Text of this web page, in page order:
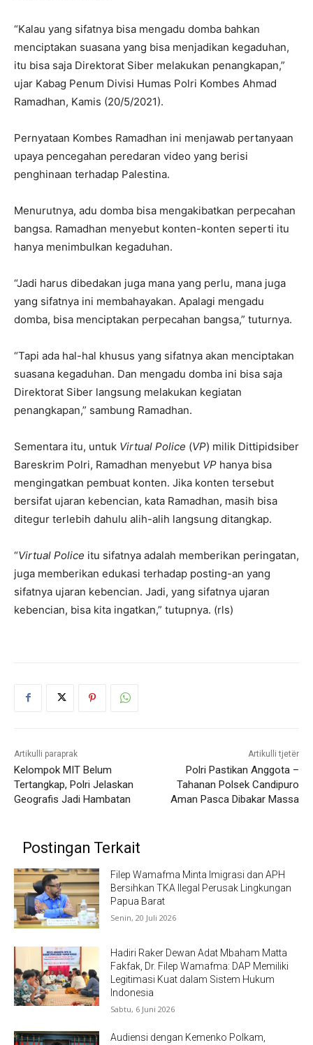
“Kalau yang sifatnya bisa mengadu domba bahkan
menciptakan suasana yang bisa menjadikan kegaduhan,
itu bisa saja Direktorat Siber melakukan penangkapan,”
ujar Kabag Penum Divisi Humas Polri Kombes Ahmad
Ramadhan, Kamis (20/5/2021).
Pernyataan Kombes Ramadhan ini menjawab pertanyaan
upaya pencegahan peredaran video yang berisi
penghinaan terhadap Palestina.
Menurutnya, adu domba bisa mengakibatkan perpecahan
bangsa. Ramadhan menyebut konten-konten seperti itu
hanya menimbulkan kegaduhan.
“Jadi harus dibedakan juga mana yang perlu, mana juga
yang sifatnya ini membahayakan. Apalagi mengadu
domba, bisa menciptakan perpecahan bangsa,” tuturnya.
“Tapi ada hal-hal khusus yang sifatnya akan menciptakan
suasana kegaduhan. Dan mengadu domba ini bisa saja
Direktorat Siber langsung melakukan kegiatan
penangkapan,” sambung Ramadhan.
Sementara itu, untuk Virtual Police (VP) milik Dittipidsiber
Bareskrim Polri, Ramadhan menyebut VP hanya bisa
mengingatkan pembuat konten. Jika konten tersebut
bersifat ujaran kebencian, kata Ramadhan, masih bisa
ditegur terlebih dahulu alih-alih langsung ditangkap.
“Virtual Police itu sifatnya adalah memberikan peringatan,
juga memberikan edukasi terhadap posting-an yang
sifatnya ujaran kebencian. Jadi, yang sifatnya ujaran
kebencian, bisa kita ingatkan,” tutupnya. (rls)
Artikulli paraprak
Kelompok MIT Belum
Tertangkap, Polri Jelaskan
Geografis Jadi Hambatan
Artikulli tjetër
Polri Pastikan Anggota –
Tahanan Polsek Candipuro
Aman Pasca Dibakar Massa
Postingan Terkait
Filep Wamafma Minta Imigrasi dan APH
Bersihkan TKA Ilegal Perusak Lingkungan
Papua Barat
Senin, 20 Juli 2026
Hadiri Raker Dewan Adat Mbaham Matta
Fakfak, Dr. Filep Wamafma: DAP Memiliki
Legitimasi Kuat dalam Sistem Hukum
Indonesia
Sabtu, 6 Juni 2026
Audiensi dengan Kemenko Polkam,